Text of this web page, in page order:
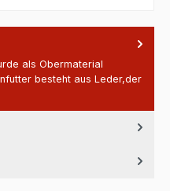
als Obermaterial
besteht aus Leder,der